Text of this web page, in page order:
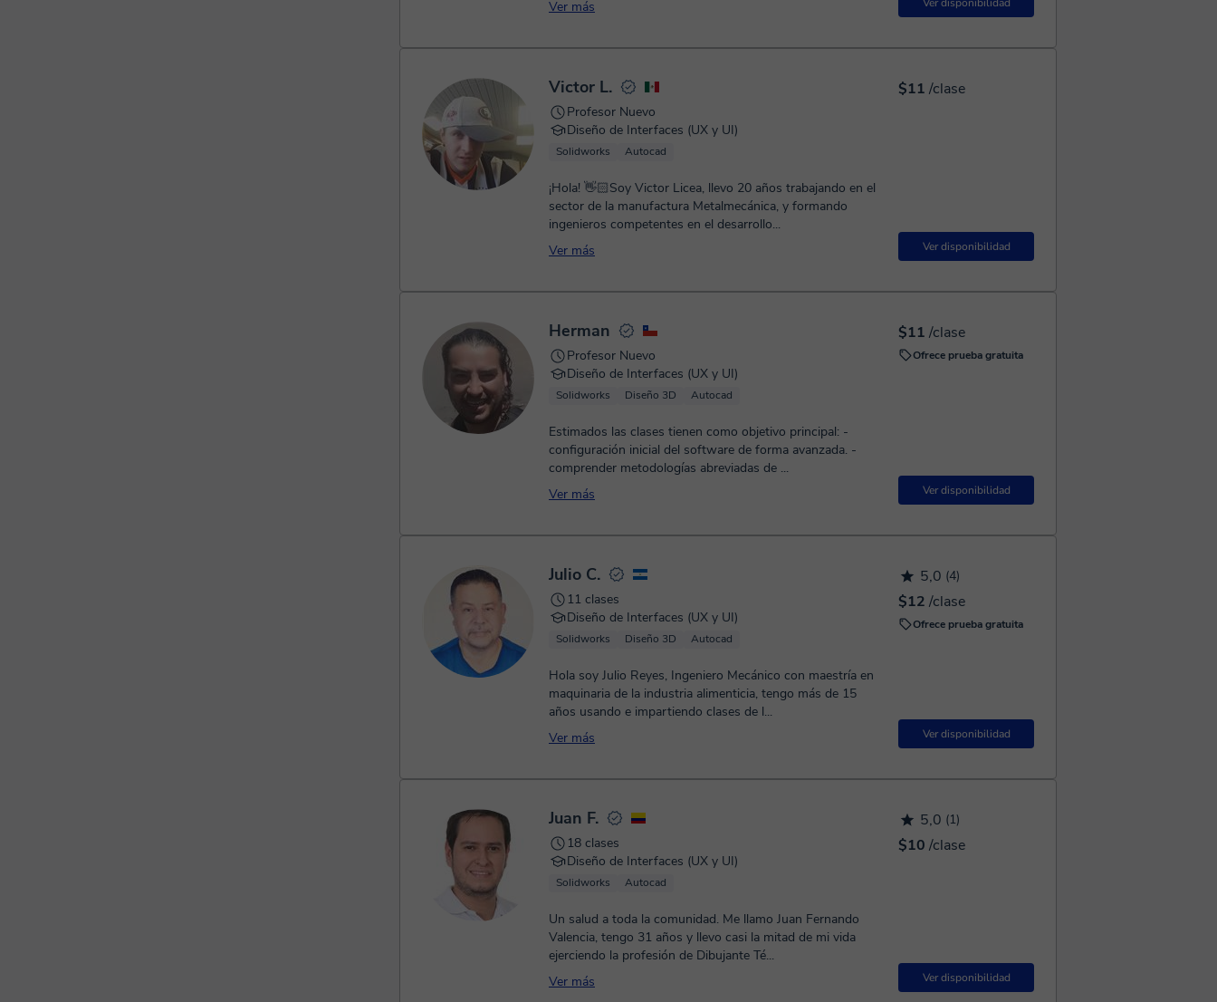
Ver más
$11 /clase
Ver disponibilidad
Victor L.
Profesor Nuevo
Diseño de Interfaces (UX y UI)
Solidworks Autocad
¡Hola! 👋🏻Soy Victor Licea, llevo 20 años trabajando en el
sector de la manufactura Metalmecánica, y formando
ingenieros competentes en el desarrollo...
Ver más
$11 /clase
Ofrece prueba gratuita
Ver disponibilidad
Herman
Profesor Nuevo
Diseño de Interfaces (UX y UI)
Solidworks Diseño 3D Autocad
Estimados las clases tienen como objetivo principal: -
configuración inicial del software de forma avanzada. -
comprender metodologías abreviadas de ...
Ver más
5,0 (4)
$12 /clase
Ofrece prueba gratuita
Ver disponibilidad
Julio C.
11 clases
Diseño de Interfaces (UX y UI)
Solidworks Diseño 3D Autocad
Hola soy Julio Reyes, Ingeniero Mecánico con maestría en
maquinaria de la industria alimenticia, tengo más de 15
años usando e impartiendo clases de l...
Ver más
5,0 (1)
$10 /clase
Ver disponibilidad
Juan F.
18 clases
Diseño de Interfaces (UX y UI)
Solidworks Autocad
Un salud a toda la comunidad. Me llamo Juan Fernando
Valencia, tengo 31 años y llevo casi la mitad de mi vida
ejerciendo la profesión de Dibujante Té...
Ver más